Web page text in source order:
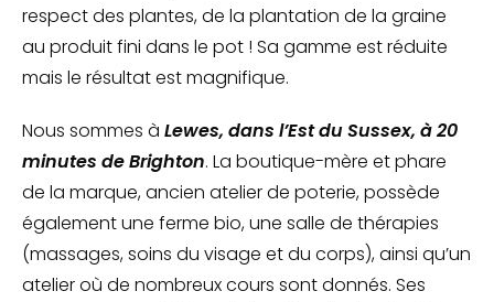
respect des plantes, de la plantation de la graine
au produit fini dans le pot ! Sa gamme est réduite
mais le résultat est magnifique.
Nous sommes à Lewes, dans l’Est du Sussex, à 20
minutes de Brighton. La boutique-mère et phare
de la marque, ancien atelier de poterie, possède
également une ferme bio, une salle de thérapies
(massages, soins du visage et du corps), ainsi qu’un
atelier où de nombreux cours sont donnés. Ses